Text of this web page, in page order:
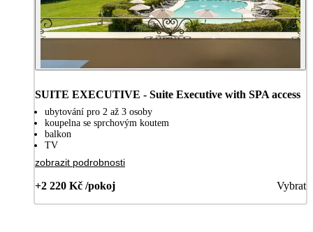
SUITE EXECUTIVE - Suite Executive with SPA access
ubytování pro 2 až 3 osoby
koupelna se sprchovým koutem
balkon
TV
zobrazit podrobnosti
+2 220 Kč /pokoj Vybrat